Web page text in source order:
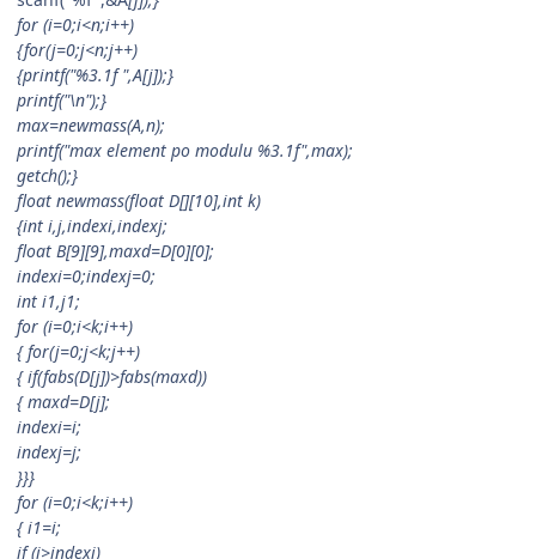
for (i=0;i<n;i++)
{for(j=0;j<n;j++)
{printf("%3.1f ",A[j]);}
printf("\n");}
max=newmass(A,n);
printf("max element po modulu %3.1f",max);
getch();}
float newmass(float D[][10],int k)
{int i,j,indexi,indexj;
float B[9][9],maxd=D[0][0];
indexi=0;indexj=0;
int i1,j1;
for (i=0;i<k;i++)
{ for(j=0;j<k;j++)
{ if(fabs(D[j])>fabs(maxd))
{ maxd=D[j];
indexi=i;
indexj=j;
}}}
for (i=0;i<k;i++)
{ i1=i;
if (i>indexi)